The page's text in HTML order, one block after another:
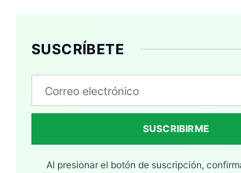
SUSCRÍBETE
SUSCRIBIRME
Al presionar el botón de suscripción,